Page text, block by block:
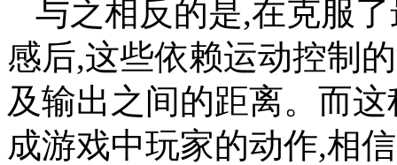
与之相反的是,在克服
感后,这些依赖运动控制
及输出之间的距离。而
成游戏中玩家的动作,相